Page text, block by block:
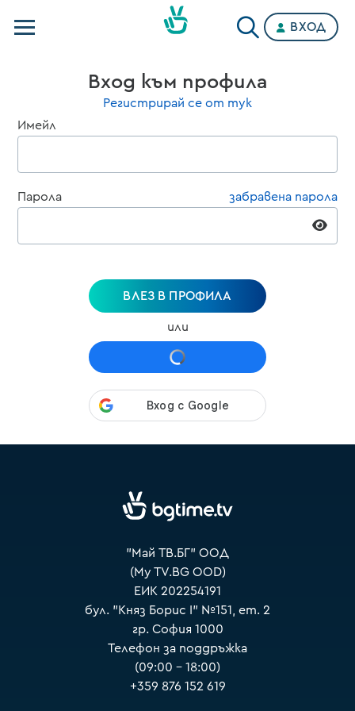
Категории
ВХОД
Вход към профила
Регистрирай се от тук
Имейл
Парола забравена парола
ВЛЕЗ В ПРОФИЛА
или
"Май ТВ.БГ" ООД
(My TV.BG OOD)
ЕИК 202254191
бул. "Княз Борис I" №151, ет. 2
гр. София 1000
Телефон за поддръжка
(09:00 – 18:00)
+359 876 152 619